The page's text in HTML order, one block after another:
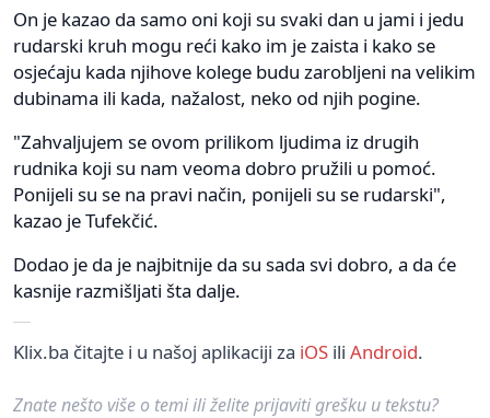
On je kazao da samo oni koji su svaki dan u jami i jedu
rudarski kruh mogu reći kako im je zaista i kako se
osjećaju kada njihove kolege budu zarobljeni na velikim
dubinama ili kada, nažalost, neko od njih pogine.
"Zahvaljujem se ovom prilikom ljudima iz drugih
rudnika koji su nam veoma dobro pružili u pomoć.
Ponijeli su se na pravi način, ponijeli su se rudarski",
kazao je Tufekčić.
Dodao je da je najbitnije da su sada svi dobro, a da će
kasnije razmišljati šta dalje.
Klix.ba čitajte i u našoj aplikaciji za iOS ili Android.
Znate nešto više o temi ili želite prijaviti grešku u tekstu?